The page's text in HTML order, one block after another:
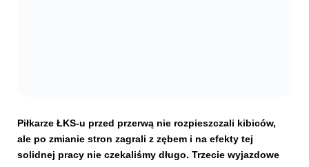
Piłkarze ŁKS-u przed przerwą nie rozpieszczali kibiców,
ale po zmianie stron zagrali z zębem i na efekty tej
solidnej pracy nie czekaliśmy długo. Trzecie wyjazdowe